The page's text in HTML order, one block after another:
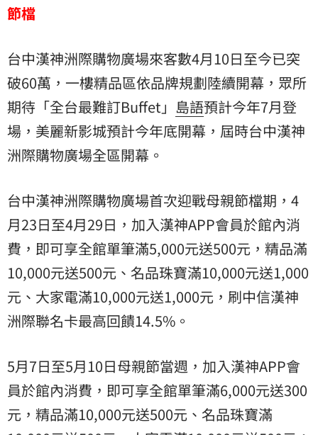
節檔
台中漢神洲際購物廣場來客數4月10日至今已突
破60萬，一樓精品區依品牌規劃陸續開幕，眾所
期待「全台最難訂Buffet」 島語預計今年7月登
場，美麗新影城預計今年底開幕，屆時台中漢神
洲際購物廣場全區開幕。
台中漢神洲際購物廣場首次迎戰母親節檔期，4
月23日至4月29日，加入漢神APP會員於館內消
費，即可享全館單筆滿5,000元送500元，精品滿
10,000元送500元、名品珠寶滿10,000元送1,000
元、大家電滿10,000元送1,000元，刷中信漢神
洲際聯名卡最高回饋14.5%。
5月7日至5月10日母親節當週，加入漢神APP會
員於館內消費，即可享全館單筆滿6,000元送300
元，精品滿10,000元送500元、名品珠寶滿